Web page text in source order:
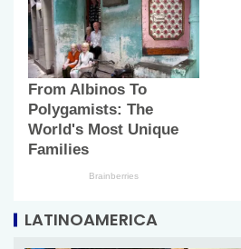
LATINOAMERICA